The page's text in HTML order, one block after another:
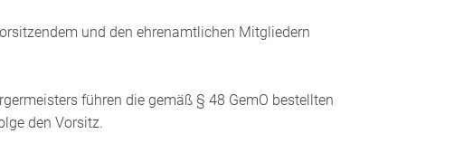
und den ehrenamtlichen Mitgliedern
führen die gemäß § 48 GemO bestellten
den Vorsitz.